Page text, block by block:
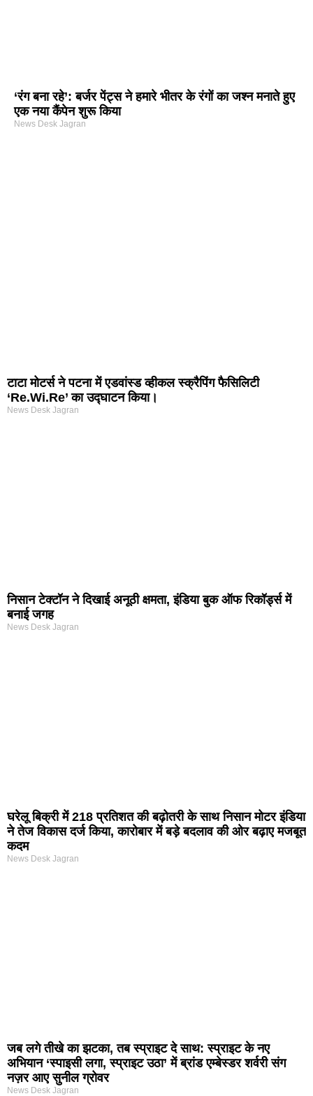
‘रंग बना रहे’: बर्जर पेंट्स ने हमारे भीतर के रंगों का जश्न मनाते हुए
एक नया कैंपेन शुरू किया
News Desk Jagran
टाटा मोटर्स ने पटना में एडवांस्ड व्हीकल स्क्रैपिंग फैसिलिटी
‘Re.Wi.Re’ का उद्घाटन किया।
News Desk Jagran
निसान टेक्टॉन ने दिखाई अनूठी क्षमता, इंडिया बुक ऑफ रिकॉर्ड्स में
बनाई जगह
News Desk Jagran
घरेलू बिक्री में 218 प्रतिशत की बढ़ोतरी के साथ निसान मोटर इंडिया
ने तेज विकास दर्ज किया, कारोबार में बड़े बदलाव की ओर बढ़ाए मजबूत
कदम
News Desk Jagran
जब लगे तीखे का झटका, तब स्प्राइट दे साथ: स्प्राइट के नए
अभियान ‘स्पाइसी लगा, स्प्राइट उठा’ में ब्रांड एम्बेस्डर शर्वरी संग
नज़र आए सुनील ग्रोवर
News Desk Jagran